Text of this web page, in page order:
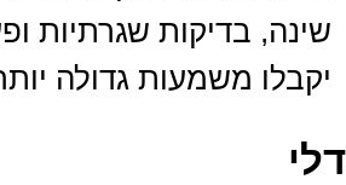
שינה, בדיקות שגרתיות
יקבלו משמעות גדולה
דלי